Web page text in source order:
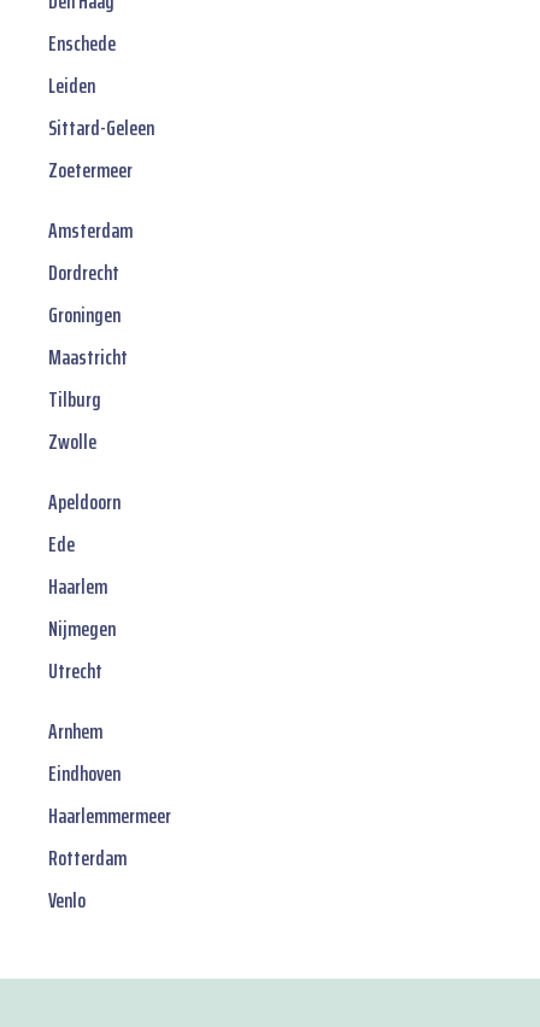
Enschede
Leiden
Sittard-Geleen
Zoetermeer
Amsterdam
Dordrecht
Groningen
Maastricht
Tilburg
Zwolle
Apeldoorn
Ede
Haarlem
Nijmegen
Utrecht
Arnhem
Eindhoven
Haarlemmermeer
Rotterdam
Venlo